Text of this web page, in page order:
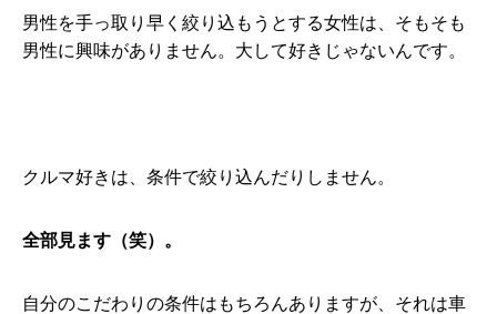
男性を手っ取り早く絞り込もうとする女性は、そもそも
男性に興味がありません。大して好きじゃないんです。
クルマ好きは、条件で絞り込んだりしません。
全部見ます（笑）。
自分のこだわりの条件はもちろんありますが、それは車